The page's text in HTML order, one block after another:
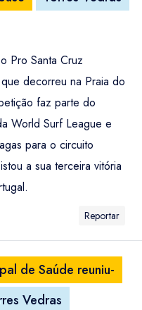
Pro Santa Cruz
decorreu na Praia do
faz parte do
World Surf League e
para o circuito
a sua terceira vitória
Reportar
de Saúde reuniu-
Vedras